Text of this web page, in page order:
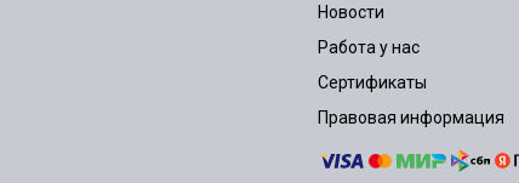
Новости
Работа у нас
Сертификаты
Правовая информация